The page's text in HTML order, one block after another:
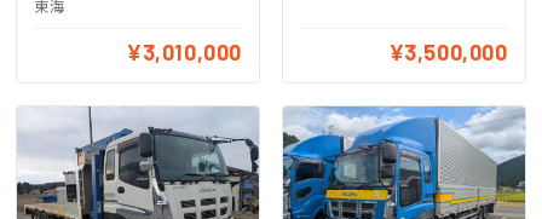
東海
¥3,010,000 ¥3,500,000